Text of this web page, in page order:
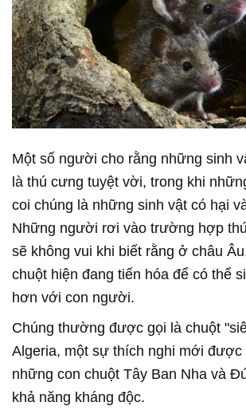
Một số người cho rằng những sinh
là thú cưng tuyệt vời, trong khi
coi chúng là những sinh vật có hại
Những người rơi vào trường hợp
sẽ không vui khi biết rằng ở châu
chuột hiện đang tiến hóa để có thể
hơn với con người.
Chúng thường được gọi là chuột
Algeria, một sự thích nghi mới được
những con chuột Tây Ban Nha và
khả năng kháng độc.